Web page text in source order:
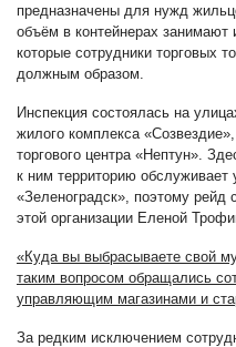
предназначены для нужд
объём в контейнерах занимают
которые сотрудники торговых
должным образом.
Инспекция состоялась на
жилого комплекса
торгового центра «Нептун».
к ним территорию
«Зеленоградск», поэтому рейд
этой организации Еленой
«Куда вы выбрасываете свой
таким вопросом обращались
управляющим магазинами и
За редким исключением